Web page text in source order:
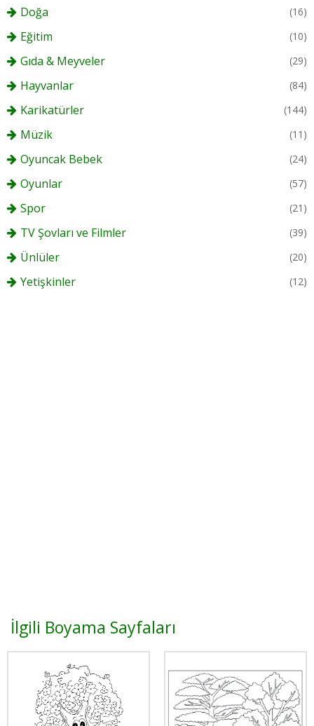
Doğa (16)
Eğitim (10)
Gıda & Meyveler (29)
Hayvanlar (84)
Karikatürler (144)
Müzik (11)
Oyuncak Bebek (24)
Oyunlar (57)
Spor (21)
TV Şovları ve Filmler (39)
Ünlüler (20)
Yetişkinler (12)
İlgili Boyama Sayfaları